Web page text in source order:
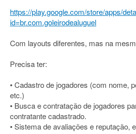
https://play.google.com/store/apps/
id=br.com.goleirodealuguel
Com layouts diferentes, mas na
Precisa ter:
• Cadastro de jogadores (com nome,
etc.)
• Busca e contratação de jogadores
contratante cadastrado.
• Sistema de avaliações e reputação,